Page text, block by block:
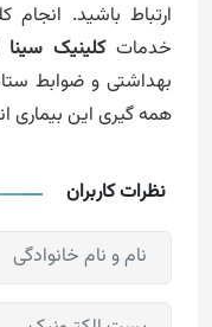
ارتباط باشید.
خدمات کلینیک
بهداشتی و ضوابط
همه گیری این بیماری
نظرات کاربران